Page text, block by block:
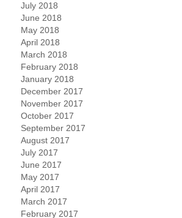
July 2018
June 2018
May 2018
April 2018
March 2018
February 2018
January 2018
December 2017
November 2017
October 2017
September 2017
August 2017
July 2017
June 2017
May 2017
April 2017
March 2017
February 2017